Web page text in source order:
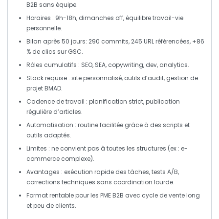
B2B sans équipe.
Horaires : 9h-18h, dimanches off, équilibre travail-vie
personnelle.
Bilan après 50 jours: 290 commits,245 URLréférencées, +86
% de clics sur GSC.
Rôles cumulatifs : SEO, SEA, copywriting, dev, analytics.
Stack requise : site personnalisé, outils d’audit, gestion de
projetBMAD.
Cadence de travail : planification strict, publication
régulière d’articles.
Automatisation : routine facilitée grâce à des scripts et
outils adaptés.
Limites : ne convient pas à toutes les structures (ex : e-
commerce complexe).
Avantages : exécution rapide des tâches,tests A/B,
corrections techniques sans coordination lourde.
Format rentable pour les PME B2B avec cycle de vente long
et peu de clients.